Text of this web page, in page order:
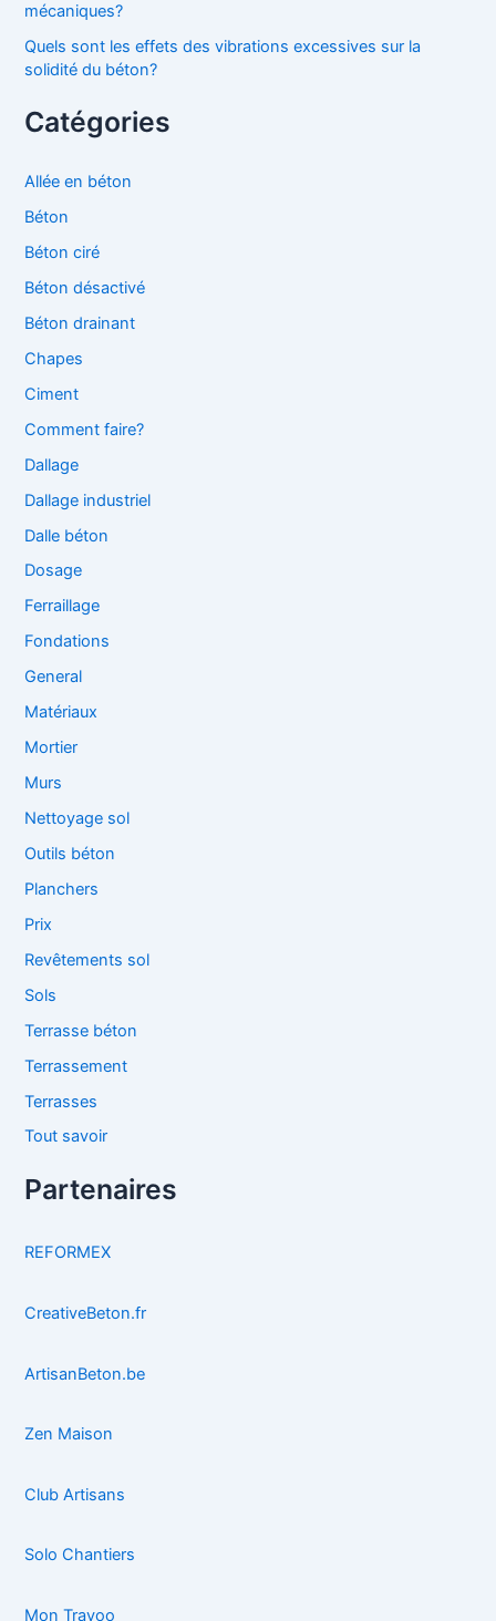
mécaniques?
Quels sont les effets des vibrations excessives sur la
solidité du béton?
Catégories
Allée en béton
Béton
Béton ciré
Béton désactivé
Béton drainant
Chapes
Ciment
Comment faire?
Dallage
Dallage industriel
Dalle béton
Dosage
Ferraillage
Fondations
General
Matériaux
Mortier
Murs
Nettoyage sol
Outils béton
Planchers
Prix
Revêtements sol
Sols
Terrasse béton
Terrassement
Terrasses
Tout savoir
Partenaires
REFORMEX
CreativeBeton.fr
ArtisanBeton.be
Zen Maison
Club Artisans
Solo Chantiers
Mon Travoo